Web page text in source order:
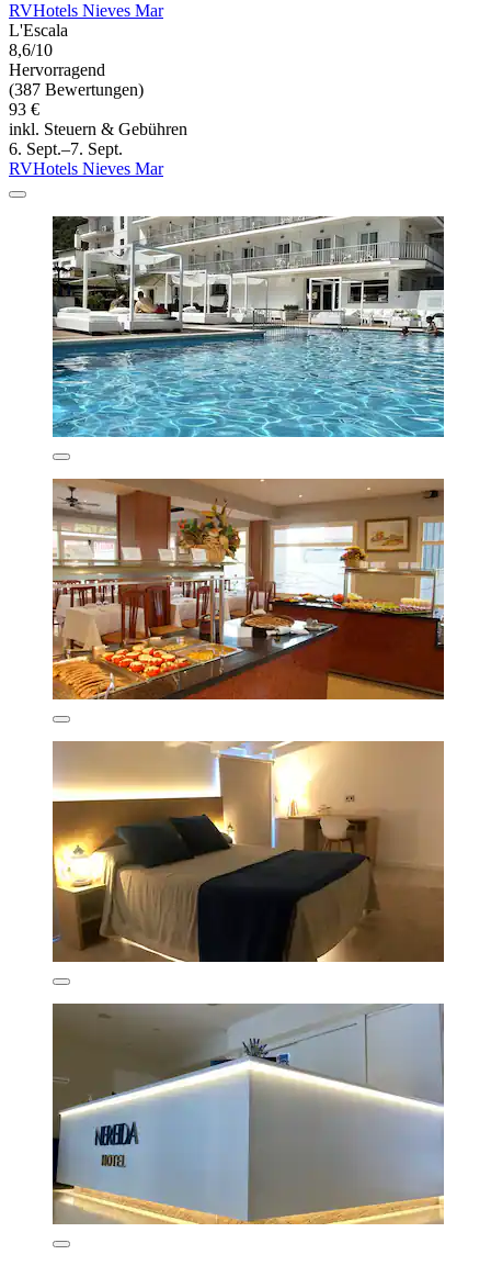
RVHotels Nieves Mar
L'Escala
8,6/10
Hervorragend
(387 Bewertungen)
93 €
inkl. Steuern & Gebühren
6. Sept.–7. Sept.
RVHotels Nieves Mar